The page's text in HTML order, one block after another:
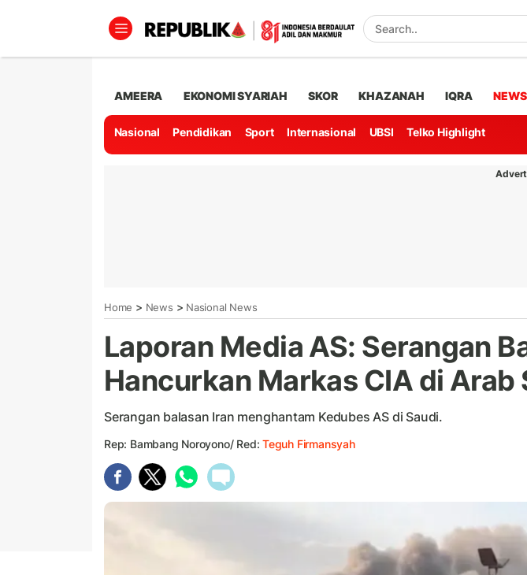
AMEERA EKONOMI SYARIAH SKOR KHAZANAH IQRA NEWS
Nasional Pendidikan Sport Internasional UBSI Telko Highlight
Home > News > Nasional News
Laporan Media AS: Serangan
Hancurkan Markas CIA di Arab
Serangan balasan Iran menghantam Kedubes AS di Saudi.
Rep: Bambang Noroyono/ Red:Teguh Firmansyah